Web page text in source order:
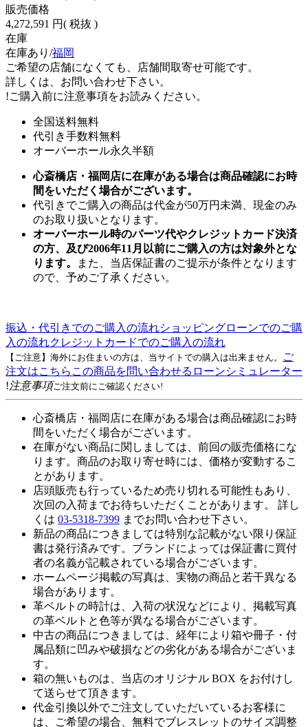
販売価格
4,272,591 円( 税抜 )
在庫
在庫あり/福岡
ご希望の店舗になくても、店舗間取寄せ可能です。
詳しくは、お問い合わせ下さい。
!ご購入前に注意事項をお読みください。
全国送料無料
代引き手数料無料
オーバーホール永久半額
心斎橋店・福岡店に在庫がある場合は商品確認にお時
間をいただく場合がございます。
代引きでご購入の商品は代金が50万円未満、現金のみ
のお取り扱いとなります。
オーバーホール時のパーツ代やクレジットカード決済
の方、及び2006年11月以前にご購入の方は対象外とな
ります。
また、当店保証書のご提示が条件となります
ので、予めご了承ください。
振込・代引きでのご購入の流れショッピングローンでのご購
入の流れクレジットカードでのご購入の流れ
【ご注意】海外にお住まいの方は、当サイトでの購入は出来ません。
ご
注文はこちら この商品を問い合わせる ローンシミュレーター
!注意事項ご注文前にご確認ください!
心斎橋店・福岡店に在庫がある場合は商品確認にお時
間をいただく場合がございます。
在庫がない商品に関しましては、前回の販売価格にな
ります。商品のお取り寄せ時には、価格が変動するこ
とがあります。
店頭販売も行っているため売り切れる可能性もあり、
次回の入荷までお待ちいただくことがあります。 詳し
くは 03-5318-7399 までお問い合わせ下さい。
新品の商品につきましては特別な記載がない限り保証
書は発行済みです。ブランドによっては保証書に買付
者の名義が記載されている場合がございます。
ホームページ掲載の写真は、実物の商品と若干異なる
場合があります。
革ベルトの時計は、入荷の状況などにより、掲載写真
の革ベルトと色等が異なる場合がございます。
中古の商品につきましては、経年により箱や冊子・付
属品類に凹みや破損などの劣化がある場合がございま
す。
箱の無いものは、当店のオリジナル BOX をお付けし
て送らせて頂きます。
代金引換以外でご注文していただいているお客様に
は、ご希望の場合、無料でブレスレットのサイズ調整